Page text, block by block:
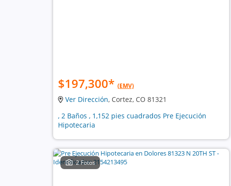
$197,300* (EMV)
Ver Dirección, Cortez, CO 81321
, 2 Baños , 1,152 pies cuadrados Pre Ejecución
Hipotecaria
2 Fotos